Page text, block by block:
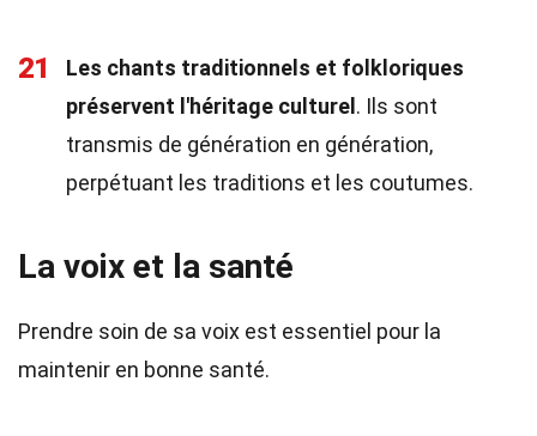
21
Les chants traditionnels et folkloriques
préservent l'héritage culturel . Ils sont
transmis de génération en génération,
perpétuant les traditions et les coutumes.
La voix et la santé
Prendre soin de sa voix est essentiel pour la
maintenir en bonne santé.